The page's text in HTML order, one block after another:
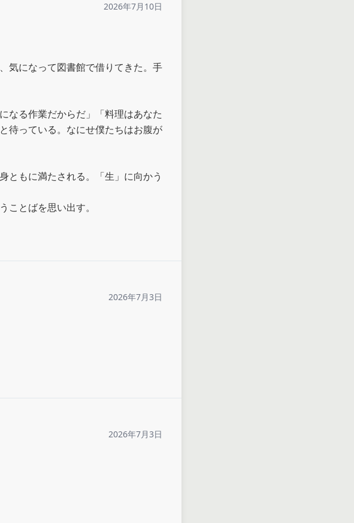
2026年7月10日
気になって図書館で借りてきた。手
なる作業だからだ」「料理はあなた
待っている。なにせ僕たちはお腹が
ともに満たされる。「生」に向かう
とばを思い出す。
2026年7月3日
2026年7月3日